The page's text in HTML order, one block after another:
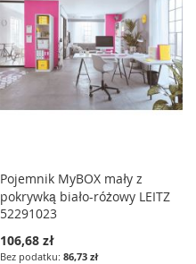
ŻYCZEŃ
Pojemnik MyBOX mały z
pokrywką biało-różowy LEITZ
52291023
106,68 zł
86,73 zł